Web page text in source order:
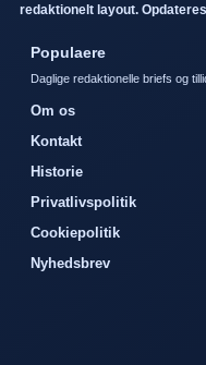
redaktionelt layout.
Populaere
Daglige redaktionelle briefs og
Om os
Kontakt
Historie
Privatlivspolitik
Cookiepolitik
Nyhedsbrev